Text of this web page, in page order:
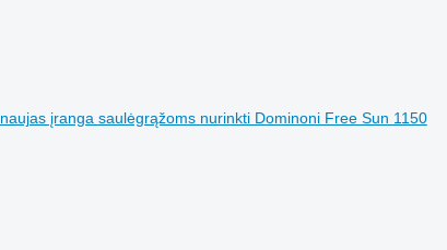
naujas įranga saulėgrąžoms nurinkti Dominoni Free Sun 1150